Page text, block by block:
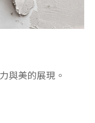
與美的展現。